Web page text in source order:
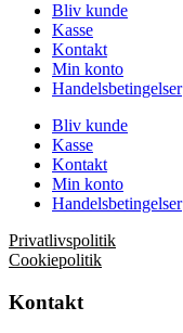
Bliv kunde
Kasse
Kontakt
Min konto
Handelsbetingelser
Bliv kunde
Kasse
Kontakt
Min konto
Handelsbetingelser
Privatlivspolitik
Cookiepolitik
Kontakt